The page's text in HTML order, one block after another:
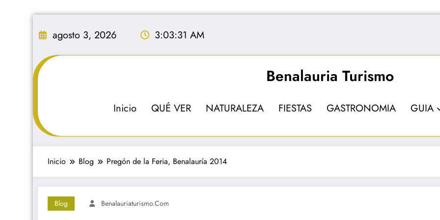
agosto 3, 2026 3:03:32 AM
Benalauria Turismo
Inicio QUÉ VER NATURALEZA FIESTAS GASTRONOMIA GUIA
Inicio Blog Pregón de la Feria, Benalauría 2014
Blog Benalauriaturismo.com